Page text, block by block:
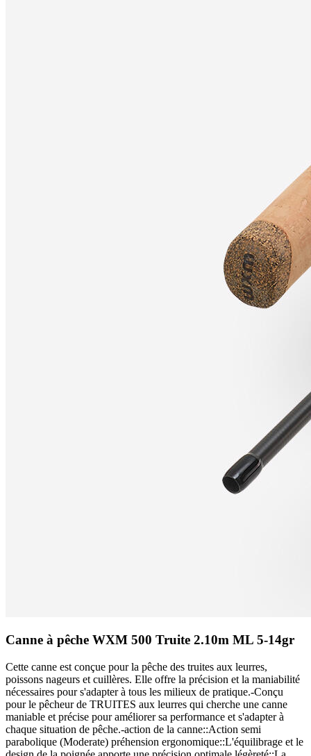
Canne à pêche WXM 500 Truite 2.10m ML 5-14gr
Cette canne est conçue pour la pêche des truites aux leurres,
poissons nageurs et cuillères. Elle offre la précision et la maniabilité
nécessaires pour s'adapter à tous les milieux de pratique.-Conçu
pour le pêcheur de TRUITES aux leurres qui cherche une canne
maniable et précise pour améliorer sa performance et s'adapter à
chaque situation de pêche.-action de la canne::Action semi
parabolique (Moderate) préhension ergonomique::L'équilibrage et le